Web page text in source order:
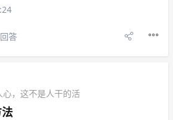
答
心，这不是人干的活